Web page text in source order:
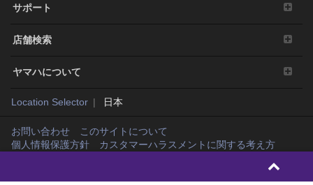
サポート
店舗検索
ヤマハについて
Location Selector 日本
お問い合わせ
このサイトについて
個人情報保護方針
カスタマーハラスメントに関する考え方